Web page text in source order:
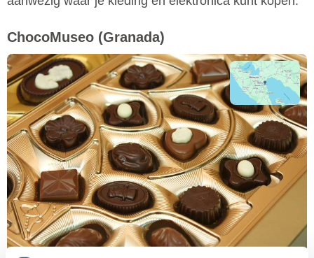
ChocoMuseo (Granada)